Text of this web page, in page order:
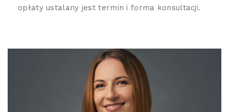
opłaty ustalany jest termin i forma konsultacji.